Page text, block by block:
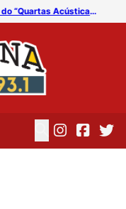
Vai começar mais uma temporada do “Quartas Acústicas”